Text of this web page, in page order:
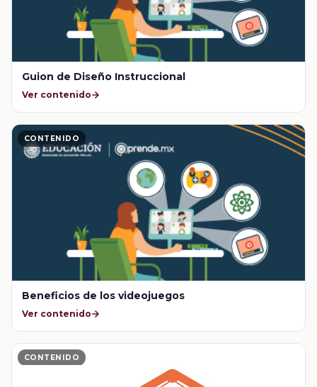
Guion de Diseño Instruccional
Ver contenido
CONTENIDO
Beneficios de los videojuegos
Ver contenido
CONTENIDO